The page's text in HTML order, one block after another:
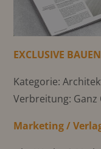
EXCLUSIVE
Kategorie:
Verbreitung: Ganz
Marketing /